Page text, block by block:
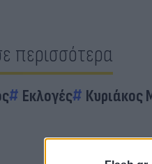
περισσότερα
Εκλογές Κυριάκος